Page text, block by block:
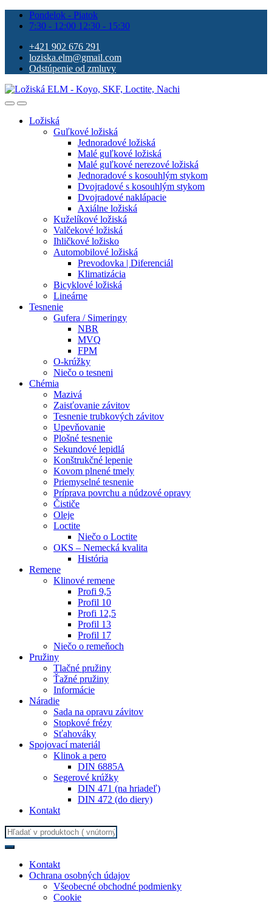
Pondelok - Piatok
7:30 - 12:00 12:30 - 15:30
+421 902 676 291
loziska.elm@gmail.com
Odstúpenie od zmluvy
Ložiská
Guľkové ložiská
Jednoradové ložiská
Malé guľkové ložiská
Malé guľkové nerezové ložiská
Jednoradové s kosouhlým stykom
Dvojradové s kosouhlým stykom
Dvojradové naklápacie
Axiálne ložiská
Kuželíkové ložiská
Valčekové ložiská
Ihličkové ložisko
Automobilové ložiská
Prevodovka | Diferenciál
Klimatizácia
Bicyklové ložiská
Lineárne
Tesnenie
Gufera / Simeringy
NBR
MVQ
FPM
O-krúžky
Niečo o tesneni
Chémia
Mazivá
Zaisťovanie závitov
Tesnenie trubkových závitov
Upevňovanie
Plošné tesnenie
Sekundové lepidlá
Konštrukčné lepenie
Kovom plnené tmely
Priemyselné tesnenie
Príprava povrchu a núdzové opravy
Čističe
Oleje
Loctite
Niečo o Loctite
OKS – Nemecká kvalita
História
Remene
Klinové remene
Profi 9,5
Profil 10
Profi 12,5
Profil 13
Profil 17
Niečo o remeňoch
Pružiny
Tlačné pružiny
Ťažné pružiny
Informácie
Náradie
Sada na opravu závitov
Stopkové frézy
Sťahováky
Spojovací materiál
Klinok a pero
DIN 6885A
Segerové krúžky
DIN 471 (na hriadeľ)
DIN 472 (do diery)
Kontakt
Search
for:
Kontakt
Ochrana osobných údajov
Všeobecné obchodné podmienky
Cookie